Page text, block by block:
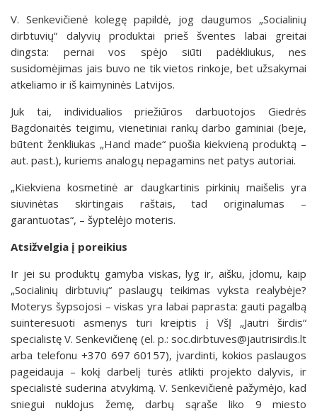
V. Senkevičienė kolegę papildė, jog daugumos „Socialinių
dirbtuvių“ dalyvių produktai prieš šventes labai greitai
dingsta: pernai vos spėjo siūti padėkliukus, nes
susidomėjimas jais buvo ne tik vietos rinkoje, bet užsakymai
atkeliamo ir iš kaimyninės Latvijos.
Juk tai, individualios priežiūros darbuotojos Giedrės
Bagdonaitės teigimu, vienetiniai rankų darbo gaminiai (beje,
būtent ženkliukas „Hand made“ puošia kiekvieną produktą –
aut. past.), kuriems analogų nepagamins net patys autoriai.
„Kiekviena kosmetinė ar daugkartinis pirkinių maišelis yra
siuvinėtas skirtingais raštais, tad originalumas –
garantuotas“, – šyptelėjo moteris.
Atsižvelgia į poreikius
Ir jei su produktų gamyba viskas, lyg ir, aišku, įdomu, kaip
„Socialinių dirbtuvių“ paslaugų teikimas vyksta realybėje?
Moterys šypsojosi – viskas yra labai paprasta: gauti pagalbą
suinteresuoti asmenys turi kreiptis į VšĮ „Jautri širdis“
specialistę V. Senkevičienę (el. p.: soc.dirbtuves@jautrisirdis.lt
arba telefonu +370 697 60157), įvardinti, kokios paslaugos
pageidauja – kokį darbelį turės atlikti projekto dalyvis, ir
specialistė suderina atvykimą. V. Senkevičienė pažymėjo, kad
sniegui nuklojus žemę, darbų sąraše liko 9 miesto